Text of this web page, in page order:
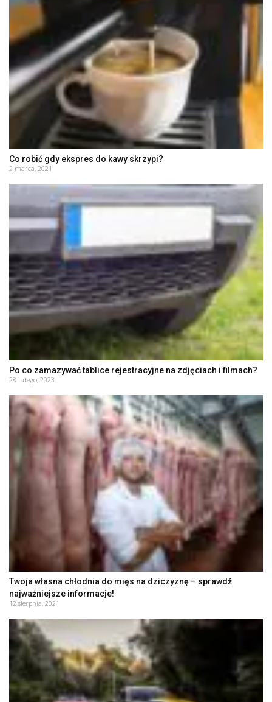
Co robić gdy ekspres do kawy skrzypi?
2 marca, 2021
Po co zamazywać tablice rejestracyjne na zdjęciach i filmach?
28 lutego, 2023
Twoja własna chłodnia do mięs na dziczyznę – sprawdź
najważniejsze informacje!
12 sierpnia, 2021